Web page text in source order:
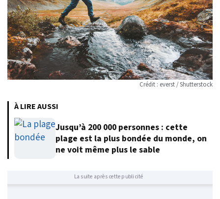
Crédit : everst / Shutterstock
À LIRE AUSSI
Jusqu’à 200 000 personnes : cette
plage est la plus bondée du monde, on
ne voit même plus le sable
La suite après cette publicité